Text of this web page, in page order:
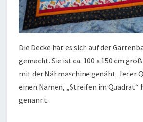
Die Decke hat es sich auf der
gemacht. Sie ist ca. 100 x 150 cm
mit der Nähmaschine genäht. Jeder
einen Namen, „Streifen im Quadrat“
genannt.